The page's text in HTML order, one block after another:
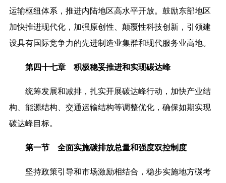
运输枢纽体系，推进内陆地区高水平开放。鼓励东部地区
加快推进现代化，加强原创性、颠覆性科技创新，引领建
设具有国际竞争力的先进制造业集群和现代服务业高地。
第四十七章 积极稳妥推进和实现碳达峰
统筹发展和减排，扎实开展碳达峰行动，加快产业结
构、能源结构、交通运输结构等调整优化，确保如期实现
碳达峰目标。
第一节 全面实施碳排放总量和强度双控制度
坚持政策引导和市场激励相结合，稳步实施地方碳考